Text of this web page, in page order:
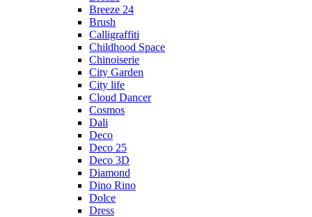
Breeze 24
Brush
Calligraffiti
Childhood Space
Chinoiserie
City Garden
City life
Cloud Dancer
Cosmos
Dali
Deco
Deco 25
Deco 3D
Diamond
Dino Rino
Dolce
Dress